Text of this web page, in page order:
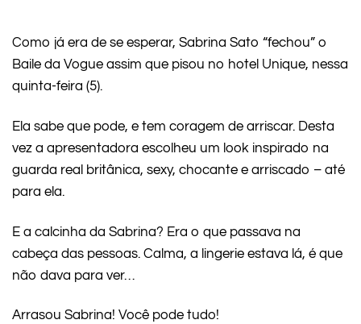
Como já era de se esperar, Sabrina Sato “fechou” o
Baile da Vogue assim que pisou no hotel Unique, nessa
quinta-feira (5).
Ela sabe que pode, e tem coragem de arriscar. Desta
vez a apresentadora escolheu um look inspirado na
guarda real britânica, sexy, chocante e arriscado – até
para ela.
E a calcinha da Sabrina? Era o que passava na
cabeça das pessoas. Calma, a lingerie estava lá, é que
não dava para ver…
Arrasou Sabrina! Você pode tudo!